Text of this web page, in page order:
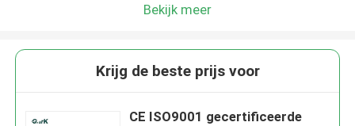
Bekijk meer
Krijg de beste prijs voor
CE ISO9001 gecertificeerde